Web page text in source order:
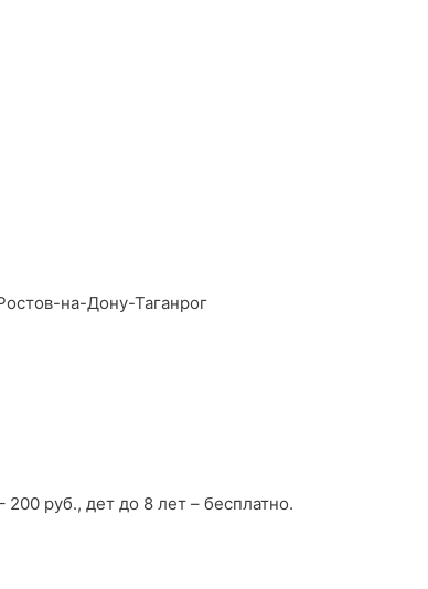
на-Дону-Таганрог
руб., дет до 8 лет – бесплатно.